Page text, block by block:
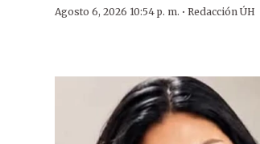
Agosto 6, 2026 10:54 p. m. · Redacción ÚH